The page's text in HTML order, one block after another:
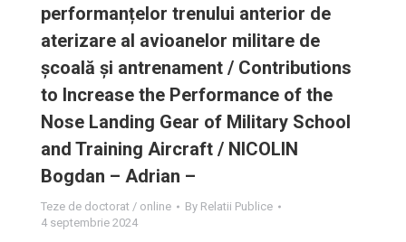
performanțelor trenului anterior de
aterizare al avioanelor militare de
școală și antrenament / Contributions
to Increase the Performance of the
Nose Landing Gear of Military School
and Training Aircraft / NICOLIN
Bogdan – Adrian –
Teze de doctorat / online By Relatii Publice
4 septembrie 2024